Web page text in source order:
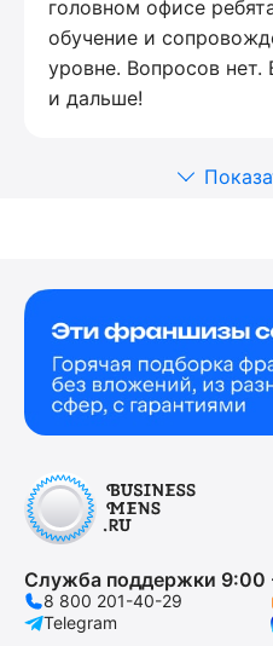
головном офисе
обучение и
уровне. Вопросов
и дальше!
Служба поддержки
8 800 201-40-29
Telegram